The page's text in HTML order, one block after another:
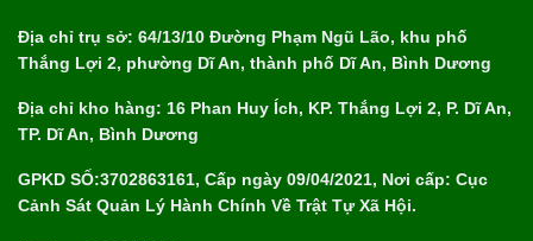
Địa chỉ trụ sở: 64/13/10 Đường Phạm Ngũ Lão, khu phố
Thắng Lợi 2, phường Dĩ An, thành phố Dĩ An, Bình Dương
Địa chỉ kho hàng: 16 Phan Huy Ích, KP. Thắng Lợi 2, P. Dĩ An,
TP. Dĩ An, Bình Dương
GPKD SỐ:3702863161, Cấp ngày 09/04/2021, Nơi cấp: Cục
Cảnh Sát Quản Lý Hành Chính Về Trật Tự Xã Hội.